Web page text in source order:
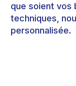
que soient vos
techniques,
personnalisée.